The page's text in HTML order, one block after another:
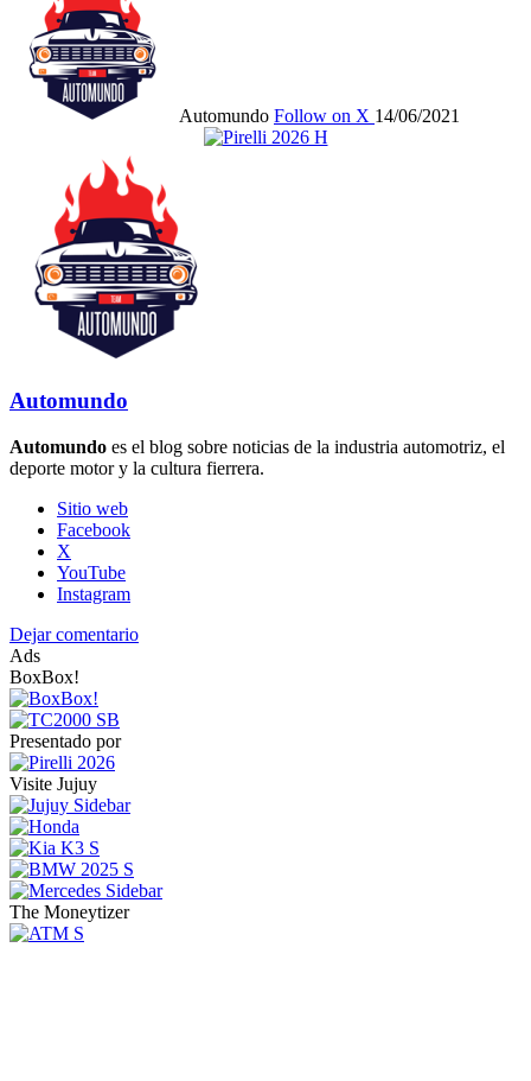
Automundo Follow on X 14/06/2021
Automundo
Automundo es el blog sobre noticias de la industria automotriz, el
deporte motor y la cultura fierrera.
Sitio web
Facebook
X
YouTube
Instagram
Dejar comentario
Ads
BoxBox!
Presentado por
Visite Jujuy
The Moneytizer